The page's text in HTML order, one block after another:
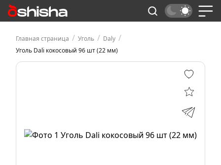
Главная страница / Уголь / Daly /
Уголь Dali кокосовый 96 шт (22 мм)